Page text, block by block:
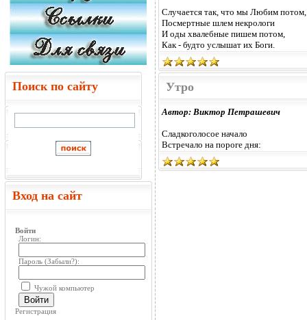
Поиск по сайту
Вход на сайт
Войти
Логин:
Пароль (Забыли?):
Чужой компьютер
Войти
Регистрация
Случается так, что мы Любим потом,
Посмертные шлем некрологи
И оды хвалебные пишем потом,
Как - будто услышат их Боги.
Утро
Автор: Виктор Петрашевич
Сладкоголосое начало
Встречало на пороге дня: